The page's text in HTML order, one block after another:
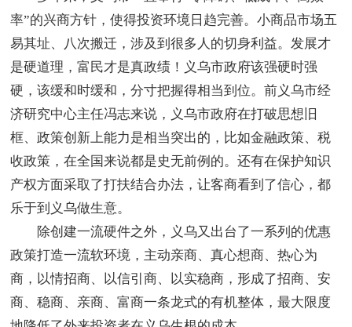
率”的兴商方针，使得投资环境日趋完善。小商品市场五
易其址、八次搬迁，涉及到很多人的切身利益。发展才
是硬道理，富民才是真政绩！义乌市政府该强硬时强
硬，该缓和时缓和，分寸把握得相当到位。前义乌市经
济研究中心主任冯志来说，义乌市政府在打破思想旧
框、政策创新上能力是相当突出的，比如金融政策、税
收政策，在全国来说都是史无前例的。还有在保护知识
产权方面采取了打扶结合办法，让客商看到了信心，都
乐于到义乌做生意。
除创建一流硬件之外，义乌又出台了一系列的优惠
政策打造一流软环境，主动亲商、真心想商、热心为
商，以情招商、以信引商、以实稳商，形成了招商、安
商、稳商、亲商、富商一条龙式的有机整体，最大限度